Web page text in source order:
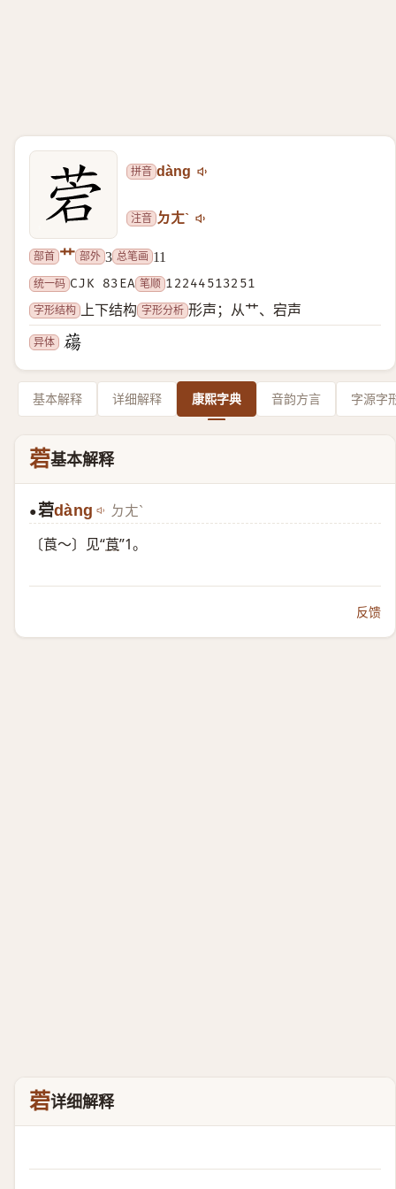
拼音 dàng
注音 ㄉㄤˋ
部首 艹 部外 3 总笔画 11
统一码 CJK 83EA 笔顺 12244513251
字形结构
上下结构 字形分析 形声；从艹、宕声
异体
基本解释 详细解释 康熙字典 音韵方言 字源字
菪基本解释
●菪dàng ㄉㄤˋ
〔莨～〕见“莨”1。
反馈
菪详细解释